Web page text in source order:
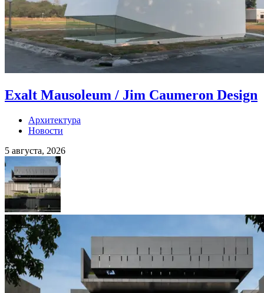
Exalt Mausoleum / Jim Caumeron Design
Архитектура
Новости
5 августа, 2026